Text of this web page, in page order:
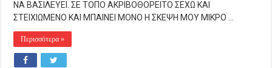
ΝΑ ΒΑΣΙΛΕΥΕΙ. ΣΕ ΤΟΠΟ ΑΚΡΙΒΟΘΟΡΕΙΤΟ ΣΕΧΩ ΚΑΙ
ΣΤΕΙΧΙΩΜΕΝΟ ΚΑΙ ΜΠΑΙΝΕΙ ΜΟΝΟ Η ΣΚΕΨΗ ΜΟΥ ΜΙΚΡΟ …
Περισσότερα »